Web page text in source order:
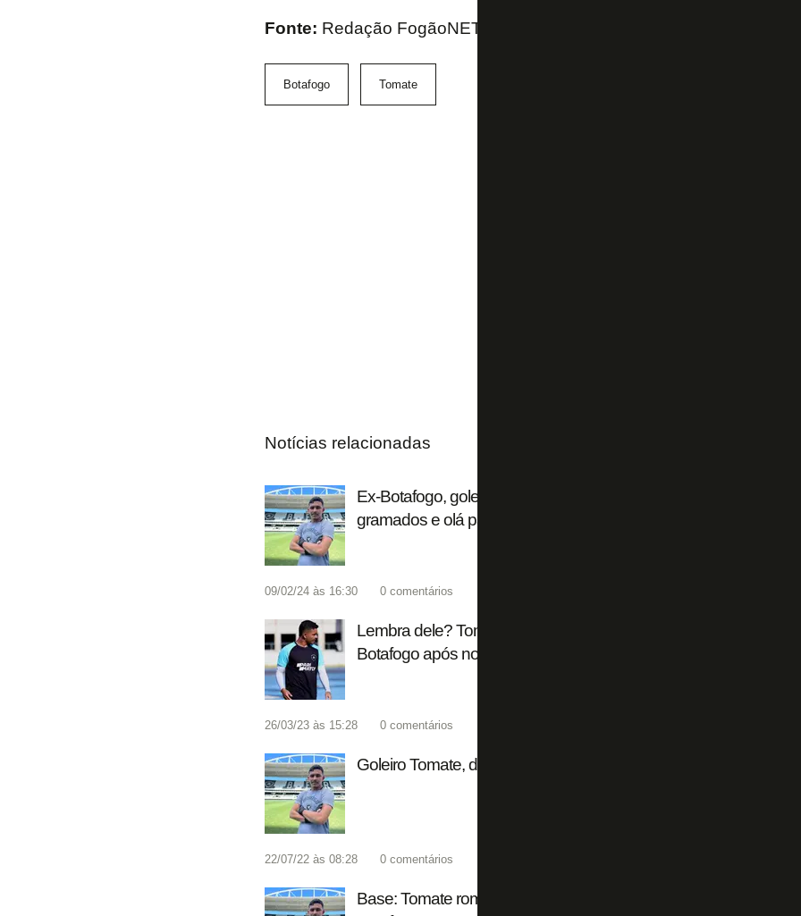
Fonte: Redação FogãoNET
Botafogo Tomate
Notícias relacionadas
Ex-Botafogo, goleiro Tomate anuncia aposentadoria aos 20
gramados e olá para novas oportunidades'
09/02/24 às 16:30 0 comentários
Lembra dele? Tomate se recupera de grave lesão e volta a
Botafogo após nove meses
26/03/23 às 15:28 0 comentários
Goleiro Tomate, do Botafogo, passa por cirurgia e tranquiliza fãs:
22/07/22 às 08:28 0 comentários
Base: Tomate rompe ligamento cruzado anterior do joelho e